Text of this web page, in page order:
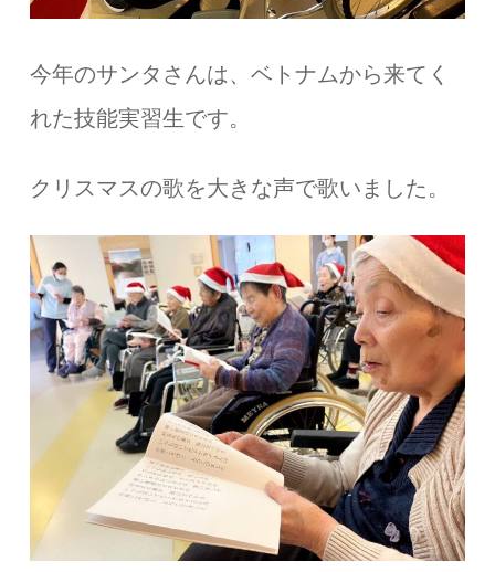
今年のサンタさんは、ベトナムから来てく
れた技能実習生です。
クリスマスの歌を大きな声で歌いました。